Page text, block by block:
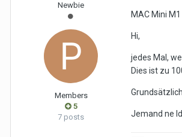
Newbie
Members
5
7 posts
MAC Mini
Hi,
jedes Mal,
Dies ist zu
Jemand ne